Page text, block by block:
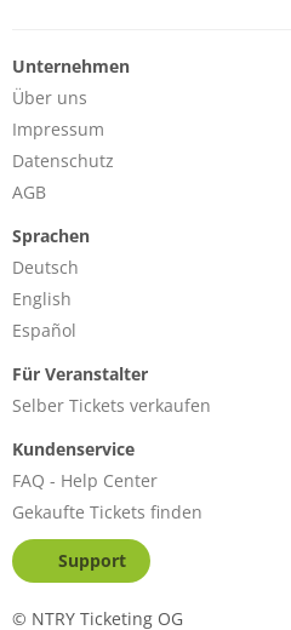
Unternehmen
Über uns
Impressum
Datenschutz
AGB
Sprachen
Deutsch
English
Español
Für Veranstalter
Selber Tickets verkaufen
Kundenservice
FAQ - Help Center
Gekaufte Tickets finden
Support
© NTRY Ticketing OG